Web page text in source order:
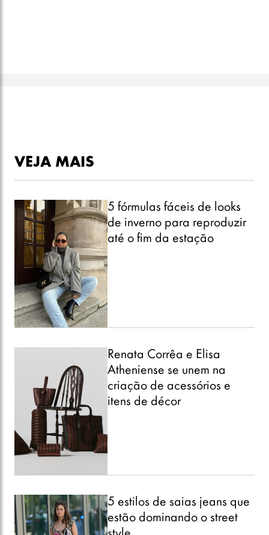
VEJA MAIS
5 fórmulas fáceis de looks
de inverno para reproduzir
até o fim da estação
Renata Corrêa e Elisa
Atheniense se unem na
criação de acessórios e
itens de décor
5 estilos de saias jeans que
estão dominando o street